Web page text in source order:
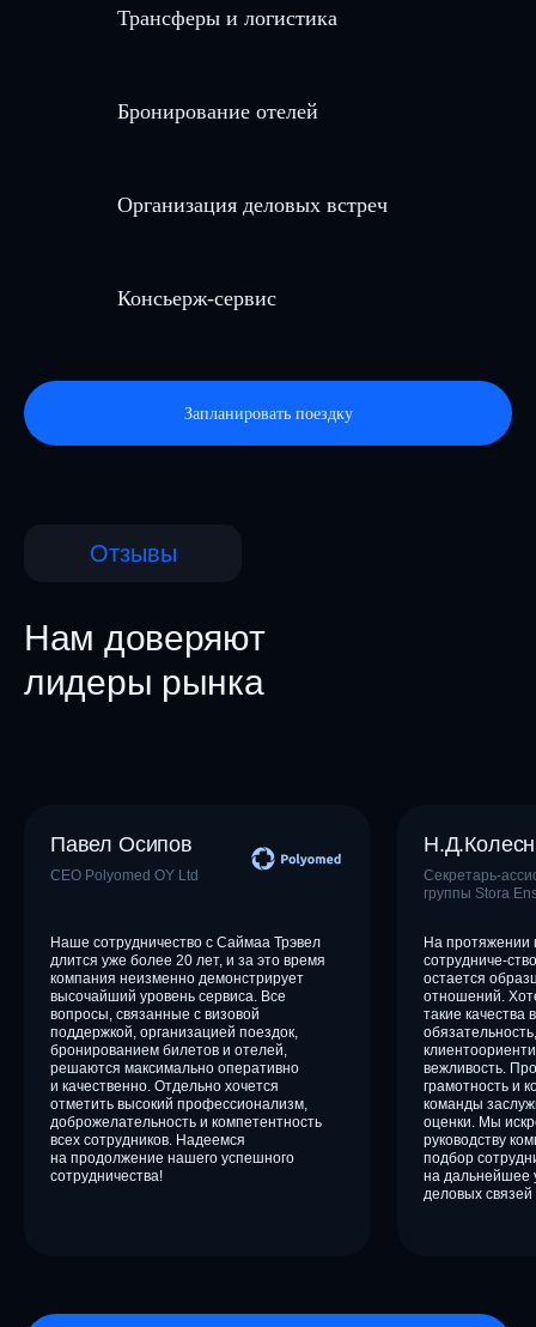
Запланировать поездку
Персональная поддержка во время
поездок
бизнес-встреч
Мы найдем то, что идеально подходит
Организация поездки к месту бизнес-
Трансферы и логистика
Бронирование отелей
Организация деловых встреч
Консьерж-сервис
Запланировать поездку
Нам доверяют
лидеры рынка
Отзывы
На протяжении
сотрудниче-
остается
отношений.
такие качества
вежливость.
грамотность и
команды
оценки. Мы
руководству
подбор
на дальнейшее
деловых связей
Секретарь-
группы Stora
Наше сотрудничество с Саймаа Трэвел
длится уже более 20 лет, и за это время
компания неизменно демонстрирует
высочайший уровень сервиса. Все
вопросы, связанные с визовой
поддержкой, организацией поездок,
бронированием билетов и отелей,
решаются максимально оперативно
и качественно. Отдельно хочется
отметить высокий профессионализм,
доброжелательность и компетентность
всех сотрудников. Надеемся
на продолжение нашего успешного
сотрудничества!
CEO Polyomed OY Ltd
Павел Осипов